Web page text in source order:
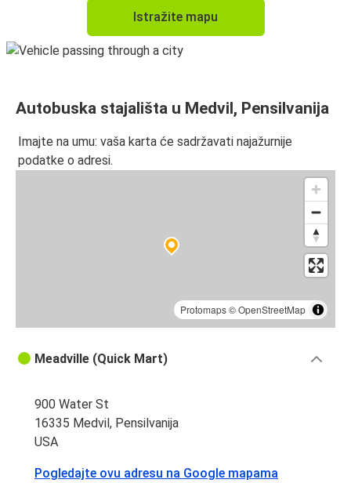
Istražite mapu
Autobuska stajališta u Medvil, Pensilvanija
Imajte na umu: vaša karta će sadržavati najažurnije
podatke o adresi.
Protomaps©OpenStreetMap
Meadville (Quick Mart)
900 Water St
16335 Medvil, Pensilvanija
USA
Pogledajte ovu adresu na Google mapama